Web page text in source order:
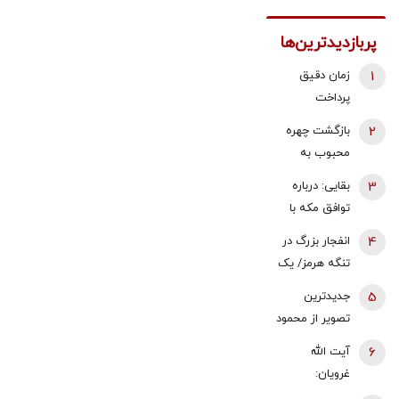
پربازدیدترین‌ها
زمان دقیق
پرداخت
معوقات
بازنشستگان
اعلام شد
1
بازگشت چهره
محبوب به
2
بقایی: درباره
توافق مکه با
ایران صحبت
شده بود | تبادل
پیام با آمریکا از
طریق
میانجی‌ها
صورت می‌گیرد
3
انفجار بزرگ در
تنگه هرمز/ یک
قرار گرفت
4
جدیدترین
تصویر از محمود
احمدی نژاد
5
آیت الله
غرویان:
6